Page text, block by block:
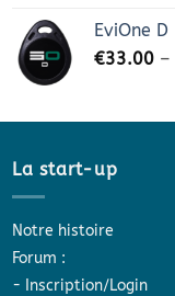
EviOne D
€33.00 –
La start-up
Notre histoire
Forum :
- Inscription/Login